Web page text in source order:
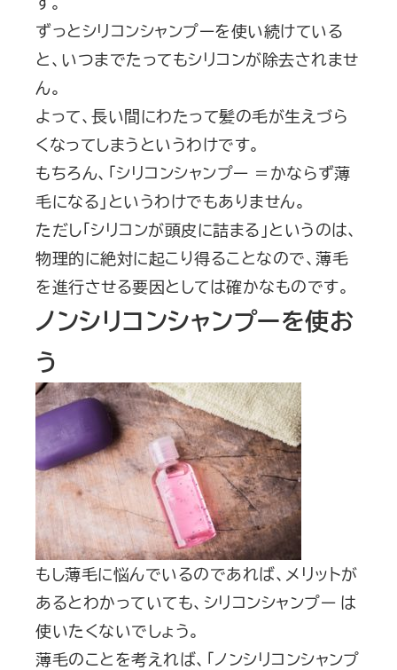
ずっとシリコンシャンプーを使い続けている
と、いつまでたってもシリコンが除去されませ
ん。
よって、長い間にわたって髪の毛が生えづら
くなってしまうというわけです。
もちろん、「シリコンシャンプー ＝かならず薄
毛になる」というわけでもありません。
ただし「シリコンが頭皮に詰まる」というのは、
物理的に絶対に起こり得ることなので、薄毛
を進行させる要因としては確かなものです。
ノンシリコンシャンプーを使お
う
もし薄毛に悩んでいるのであれば、メリットが
あるとわかっていても、シリコンシャンプー は
使いたくないでしょう。
薄毛のことを考えれば、「ノンシリコンシャンプ